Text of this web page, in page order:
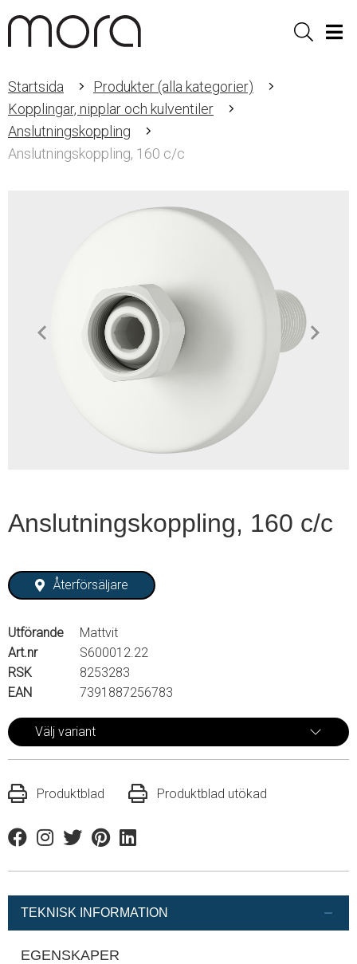
Sök
Startsida
Produkter (alla kategorier)
Kopplingar, nipplar och kulventiler
Anslutningskoppling
Anslutningskoppling, 160 c/c
Anslutningskoppling, 160 c/c
Återförsäljare
Utförande
Mattvit
Art.nr
S600012.22
RSK
8253283
EAN
7391887256783
Välj variant
Produktblad Produktblad utökad
FacebookInstagram
TwitterPinterestLinkedin
TEKNISK INFORMATION
EGENSKAPER